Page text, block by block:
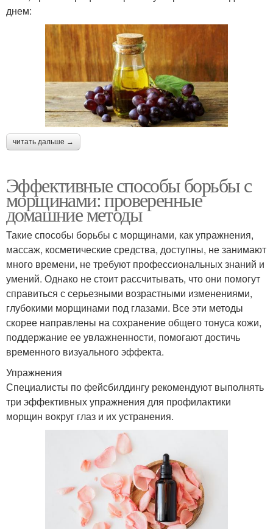
днем:
читать дальше →
Эффективные способы борьбы с
морщинами: проверенные
домашние методы
Такие способы борьбы с морщинами, как упражнения,
массаж, косметические средства, доступны, не занимают
много времени, не требуют профессиональных знаний и
умений. Однако не стоит рассчитывать, что они помогут
справиться с серьезными возрастными изменениями,
глубокими морщинами под глазами. Все эти методы
скорее направлены на сохранение общего тонуса кожи,
поддержание ее увлажненности, помогают достичь
временного визуального эффекта.
Упражнения
Специалисты по фейсбилдингу рекомендуют выполнять
три эффективных упражнения для профилактики
морщин вокруг глаз и их устранения.